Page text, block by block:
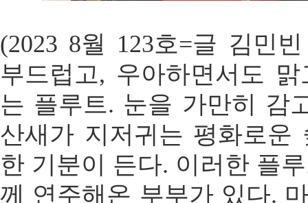
(2023 8월 123호=글 김민
부드럽고, 우아하면서도
는 플루트. 눈을 가만히 감
산새가 지저귀는 평화로운
한 기분이 든다. 이러한 플
께 연주해온 부부가 있다.